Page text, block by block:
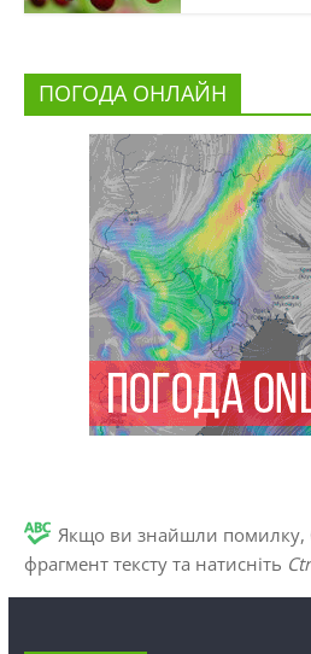
ПОГОДА ОНЛАЙН
Якщо ви знайшли помилку,
фрагмент тексту та натисніть